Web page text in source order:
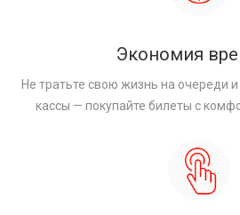
Экономия
Не тратьте свою жизнь на очереди
кассы — покупайте билеты с